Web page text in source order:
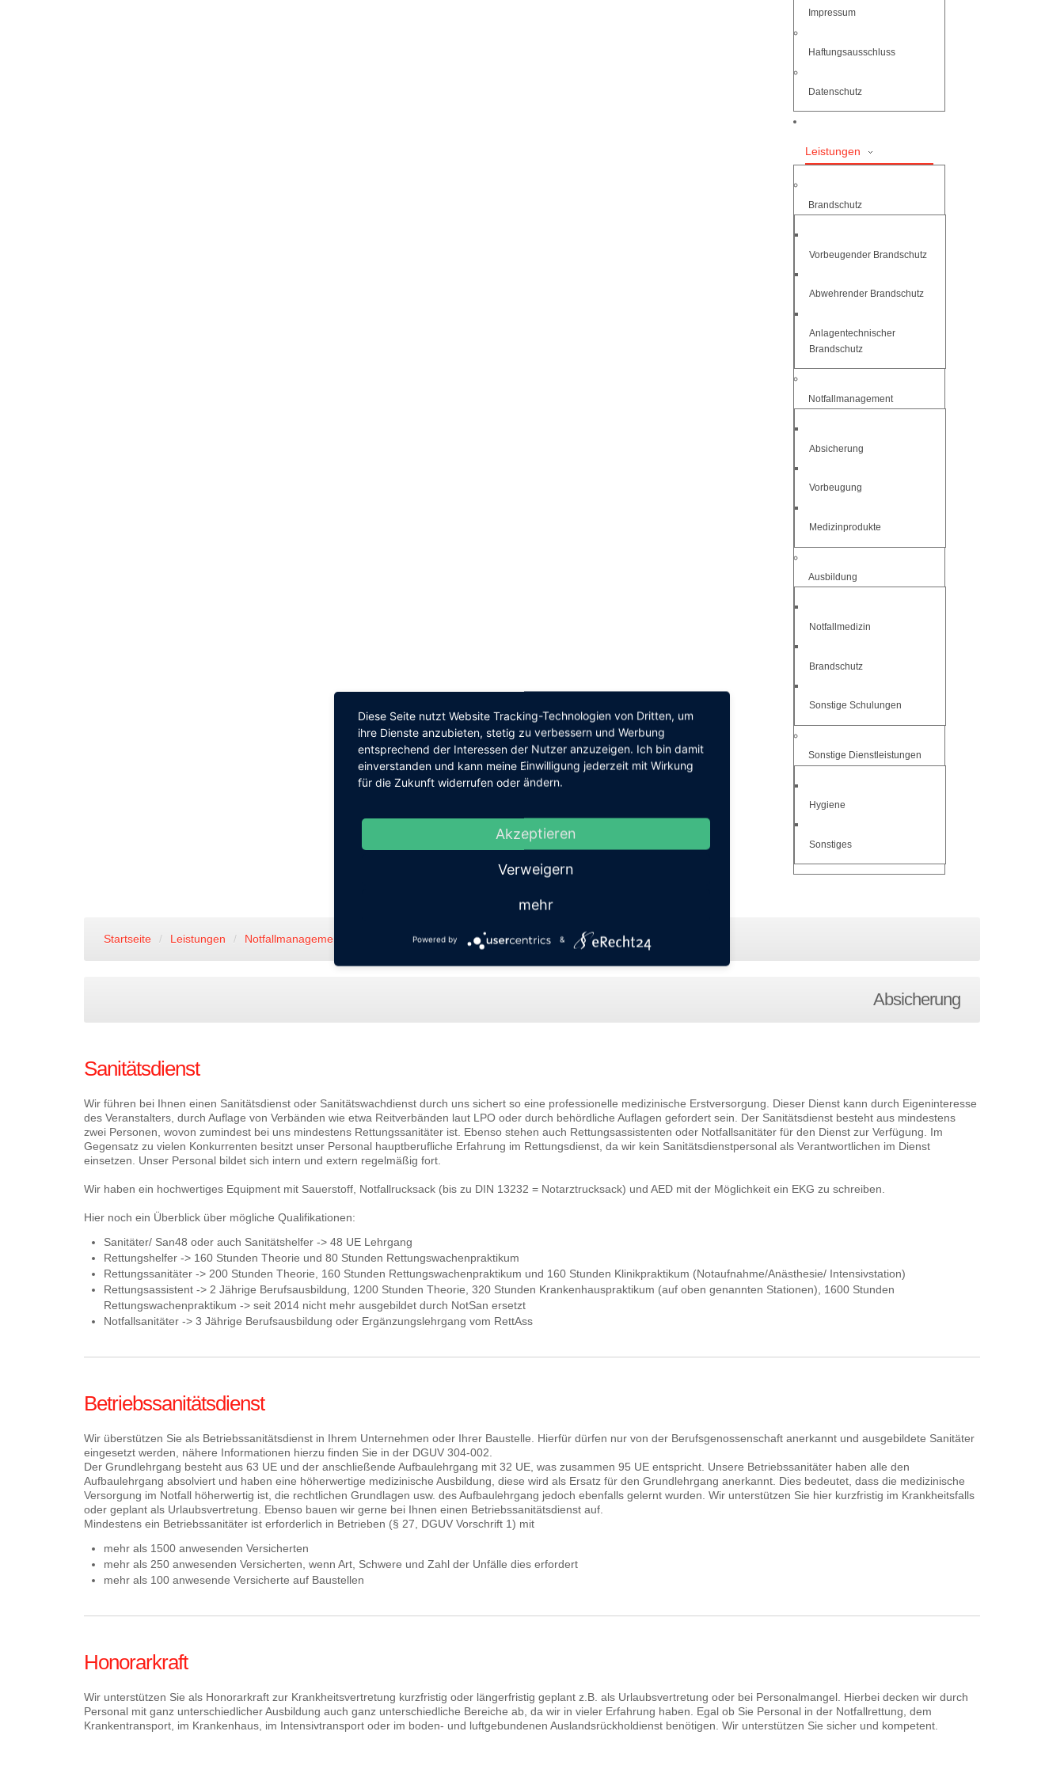
Impressum
Haftungsausschluss
Datenschutz
Leistungen
Brandschutz
Vorbeugender Brandschutz
Abwehrender Brandschutz
Anlagentechnischer
Brandschutz
Notfallmanagement
Absicherung
Vorbeugung
Medizinprodukte
Ausbildung
Notfallmedizin
Brandschutz
Sonstige Schulungen
Sonstige Dienstleistungen
Hygiene
Sonstiges
Startseite / Leistungen / Notfallmanagement Absicherung
Absicherung
Sanitätsdienst
Wir führen bei Ihnen einen Sanitätsdienst oder Sanitätswachdienst durch uns sichert so eine professionelle medizinische Erstversorgung. Dieser Dienst kann durch Eigeninteresse
des Veranstalters, durch Auflage von Verbänden wie etwa Reitverbänden laut LPO oder durch behördliche Auflagen gefordert sein. Der Sanitätsdienst besteht aus mindestens
zwei Personen, wovon zumindest bei uns mindestens Rettungssanitäter ist. Ebenso stehen auch Rettungsassistenten oder Notfallsanitäter für den Dienst zur Verfügung. Im
Gegensatz zu vielen Konkurrenten besitzt unser Personal hauptberufliche Erfahrung im Rettungsdienst, da wir kein Sanitätsdienstpersonal als Verantwortlichen im Dienst
einsetzen. Unser Personal bildet sich intern und extern regelmäßig fort.
Wir haben ein hochwertiges Equipment mit Sauerstoff, Notfallrucksack (bis zu DIN 13232 = Notarztrucksack) und AED mit der Möglichkeit ein EKG zu schreiben.
Hier noch ein Überblick über mögliche Qualifikationen:
Sanitäter/ San48 oder auch Sanitätshelfer -> 48 UE Lehrgang
Rettungshelfer -> 160 Stunden Theorie und 80 Stunden Rettungswachenpraktikum
Rettungssanitäter -> 200 Stunden Theorie, 160 Stunden Rettungswachenpraktikum und 160 Stunden Klinikpraktikum (Notaufnahme/Anästhesie/ Intensivstation)
Rettungsassistent -> 2 Jährige Berufsausbildung, 1200 Stunden Theorie, 320 Stunden Krankenhauspraktikum (auf oben genannten Stationen), 1600 Stunden
Rettungswachenpraktikum -> seit 2014 nicht mehr ausgebildet durch NotSan ersetzt
Notfallsanitäter -> 3 Jährige Berufsausbildung oder Ergänzungslehrgang vom RettAss
Betriebssanitätsdienst
Wir überstützen Sie als Betriebssanitätsdienst in Ihrem Unternehmen oder Ihrer Baustelle. Hierfür dürfen nur von der Berufsgenossenschaft anerkannt und ausgebildete Sanitäter
eingesetzt werden, nähere Informationen hierzu finden Sie in der DGUV 304-002.
Der Grundlehrgang besteht aus 63 UE und der anschließende Aufbaulehrgang mit 32 UE, was zusammen 95 UE entspricht. Unsere Betriebssanitäter haben alle den
Aufbaulehrgang absolviert und haben eine höherwertige medizinische Ausbildung, diese wird als Ersatz für den Grundlehrgang anerkannt. Dies bedeutet, dass die medizinische
Versorgung im Notfall höherwertig ist, die rechtlichen Grundlagen usw. des Aufbaulehrgang jedoch ebenfalls gelernt wurden. Wir unterstützen Sie hier kurzfristig im Krankheitsfalls
oder geplant als Urlaubsvertretung. Ebenso bauen wir gerne bei Ihnen einen Betriebssanitätsdienst auf.
Mindestens ein Betriebssanitäter ist erforderlich in Betrieben (§ 27, DGUV Vorschrift 1) mit
mehr als 1500 anwesenden Versicherten
mehr als 250 anwesenden Versicherten, wenn Art, Schwere und Zahl der Unfälle dies erfordert
mehr als 100 anwesende Versicherte auf Baustellen
Honorarkraft
Wir unterstützen Sie als Honorarkraft zur Krankheitsvertretung kurzfristig oder längerfristig geplant z.B. als Urlaubsvertretung oder bei Personalmangel. Hierbei decken wir durch
Personal mit ganz unterschiedlicher Ausbildung auch ganz unterschiedliche Bereiche ab, da wir in vieler Erfahrung haben. Egal ob Sie Personal in der Notfallrettung, dem
Krankentransport, im Krankenhaus, im Intensivtransport oder im boden- und luftgebundenen Auslandsrückholdienst benötigen. Wir unterstützen Sie sicher und kompetent.
Diese Seite nutzt Website Tracking-Technologien von Dritten, um
ihre Dienste anzubieten, stetig zu verbessern und Werbung
entsprechend der Interessen der Nutzer anzuzeigen. Ich bin damit
einverstanden und kann meine Einwilligung jederzeit mit Wirkung
für die Zukunft widerrufen oder ändern.
Akzeptieren
Verweigern
mehr
Powered by &